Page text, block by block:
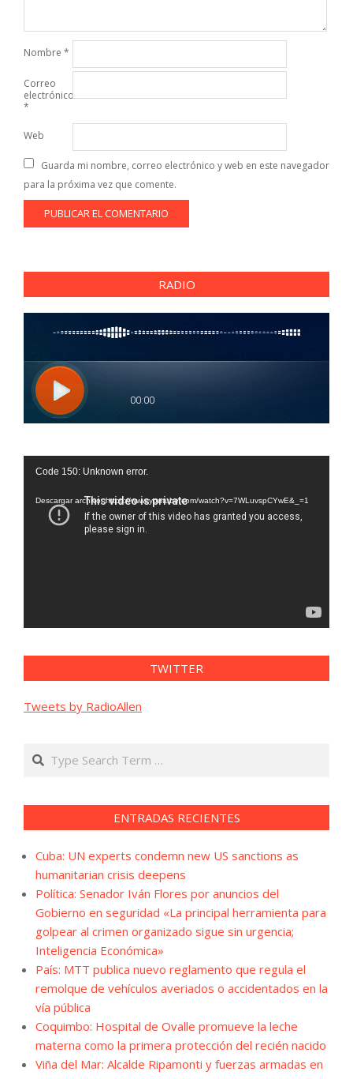
Nombre *
Correo
electrónico
*
Web
Guarda mi nombre, correo electrónico y web en este navegador
para la próxima vez que comente.
RADIO
Reproductor
vídeo
Code 150: Unknown error.
Descargar archivo: https://www.youtube.com/watch?v=7WLuvspCYwE&_=1
TWITTER
Tweets by RadioAllen
Search
ENTRADAS RECIENTES
Cuba: UN experts condemn new US sanctions as
humanitarian crisis deepens
Política: Senador Iván Flores por anuncios del
Gobierno en seguridad «La principal herramienta para
golpear al crimen organizado sigue sin urgencia;
Inteligencia Económica»
País: MTT publica nuevo reglamento que regula el
remolque de vehículos averiados o accidentados en la
vía pública
Coquimbo: Hospital de Ovalle promueve la leche
materna como la primera protección del recién nacido
Viña del Mar: Alcalde Ripamonti y fuerzas armadas en